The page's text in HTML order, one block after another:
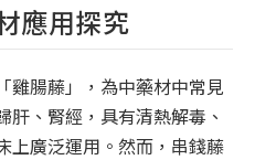
應用探究
雞腸藤」，為中藥材中常見
、腎經，具有清熱解毒、
上廣泛運用。然而，串錢藤